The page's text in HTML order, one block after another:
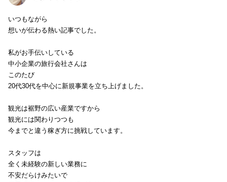
いつもながら
想いが伝わる熱い記事でした。
私がお手伝いしている
中小企業の旅行会社さんは
このたび
20代30代を中心に新規事業を立ち上げました。
観光は裾野の広い産業ですから
観光には関わりつつも
今までと違う稼ぎ方に挑戦しています。
スタッフは
全く未経験の新しい業務に
不安だらけみたいで